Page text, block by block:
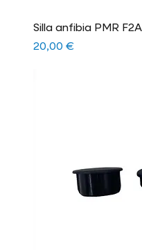
Silla anfibia PMR
Precio
20,00 €